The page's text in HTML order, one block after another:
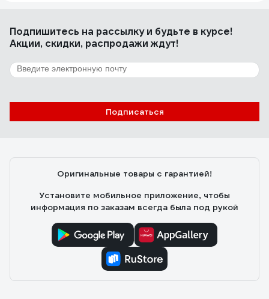
Подпишитесь на рассылкуи будьте в курсе!
Акции, скидки, распродажи ждут!
Подписаться
Оригинальные товары с гарантией!
Установите мобильное приложение, чтобы
информация по заказам всегда была под рукой